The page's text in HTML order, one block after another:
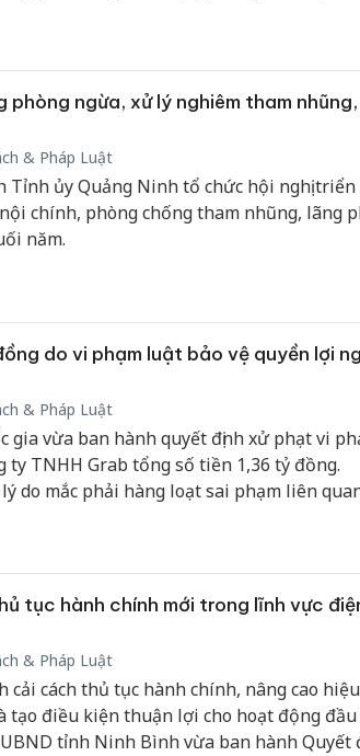
thuế.
phòng ngừa, xử lý nghiêm tham nhũng,
& Pháp Luật
Tỉnh ủy Quảng Ninh tổ chức hội nghị triển
chính, phòng chống tham nhũng, lãng
năm.
do vi phạm luật bảo vệ quyền lợi
& Pháp Luật
gia vừa ban hành quyết định xử phạt vi
ty TNHH Grab tổng số tiền 1,36 tỷ đồng.
do mắc phải hàng loạt sai phạm liên
tục hành chính mới trong lĩnh vực
& Pháp Luật
cải cách thủ tục hành chính, nâng cao hiệu
tạo điều kiện thuận lợi cho hoạt động
tỉnh Ninh Bình vừa ban hành Quyết